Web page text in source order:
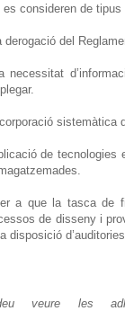
es consideren de tipus
derogació del
necessitat
sistemàtica
de tecnologies
a que la tasca de
de disseny i
disposició
veure les